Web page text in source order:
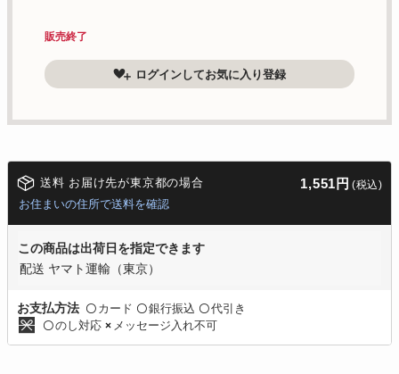
販売終了
ログインしてお気に入り登録
送料 お届け先が東京都の場合 1,551円 (税込)
お住まいの住所で送料を確認
この商品は出荷日を指定できます
配送 ヤマト運輸（東京）
お支払方法 〇 カード 〇銀行振込 〇代引き
〇のし対応 × メッセージ入れ不可